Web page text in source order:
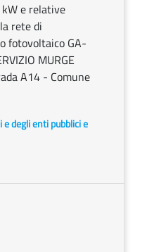
e relative
rete di
fotovoltaico GA-
MURGE
A14 - Comune
degli enti pubblici e